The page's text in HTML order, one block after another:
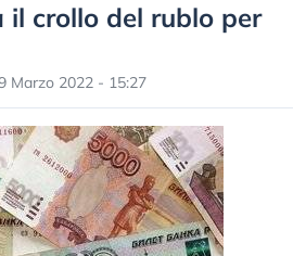
il crollo del rublo per
Marzo 2022 - 15:27